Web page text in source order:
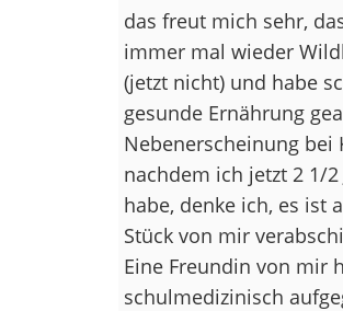
das freut mich sehr,
immer mal wieder
(jetzt nicht) und habe
gesunde Ernährung
Nebenerscheinung bei
nachdem ich jetzt 2 1/
habe, denke ich, es ist
Stück von mir
Eine Freundin von mir
schulmedizinisch